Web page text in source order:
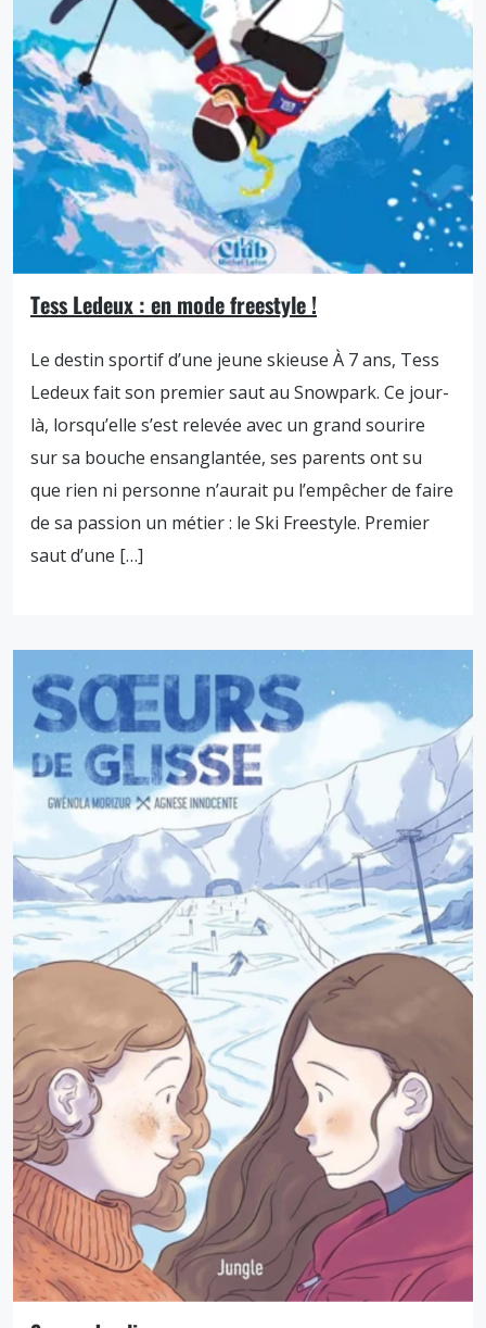
Tess Ledeux : en mode freestyle !
Le destin sportif d’une jeune skieuse À 7 ans, Tess
Ledeux fait son premier saut au Snowpark. Ce jour-
là, lorsqu’elle s’est relevée avec un grand sourire
sur sa bouche ensanglantée, ses parents ont su
que rien ni personne n’aurait pu l’empêcher de faire
de sa passion un métier : le Ski Freestyle. Premier
saut d’une […]